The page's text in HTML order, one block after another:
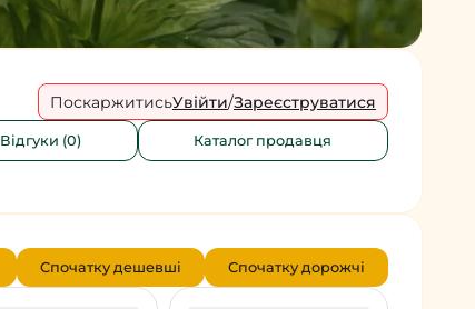
ПоскаржитисьУвійти/Зареєструватися
Відгуки (0) Каталог продавця
Спочатку дешевші Спочатку дорожчі